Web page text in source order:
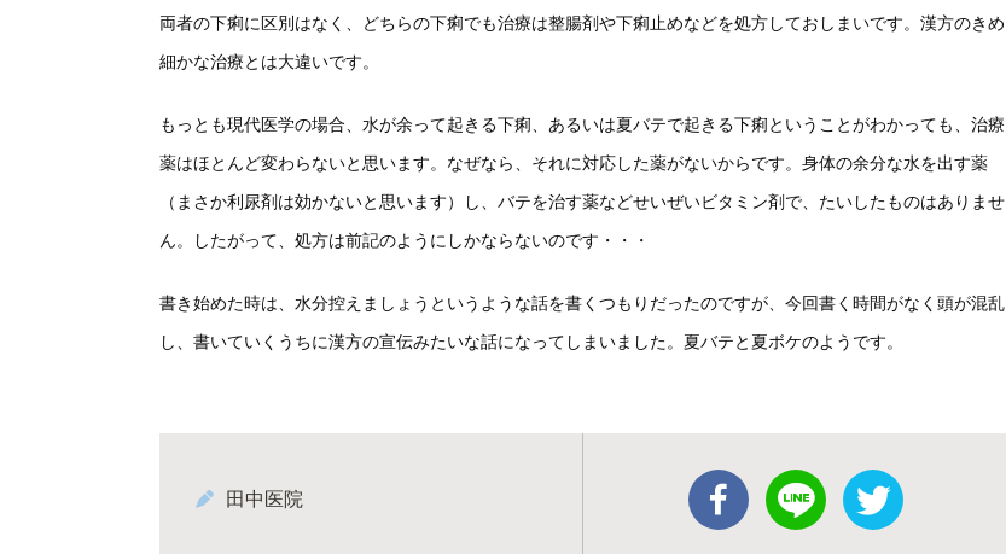
両者の下痢に区別はなく、どちらの下痢でも治療は整腸剤や下痢止めなどを処方しておしまいです。漢方のきめ
細かな治療とは大違いです。
もっとも現代医学の場合、水が余って起きる下痢、あるいは夏バテで起きる下痢ということがわかっても、治療
薬はほとんど変わらないと思います。なぜなら、それに対応した薬がないからです。身体の余分な水を出す薬
（まさか利尿剤は効かないと思います）し、バテを治す薬などせいぜいビタミン剤で、たいしたものはありませ
ん。したがって、処方は前記のようにしかならないのです・・・
書き始めた時は、水分控えましょうというような話を書くつもりだったのですが、今回書く時間がなく頭が混乱
し、書いていくうちに漢方の宣伝みたいな話になってしまいました。夏バテと夏ボケのようです。
田中医院